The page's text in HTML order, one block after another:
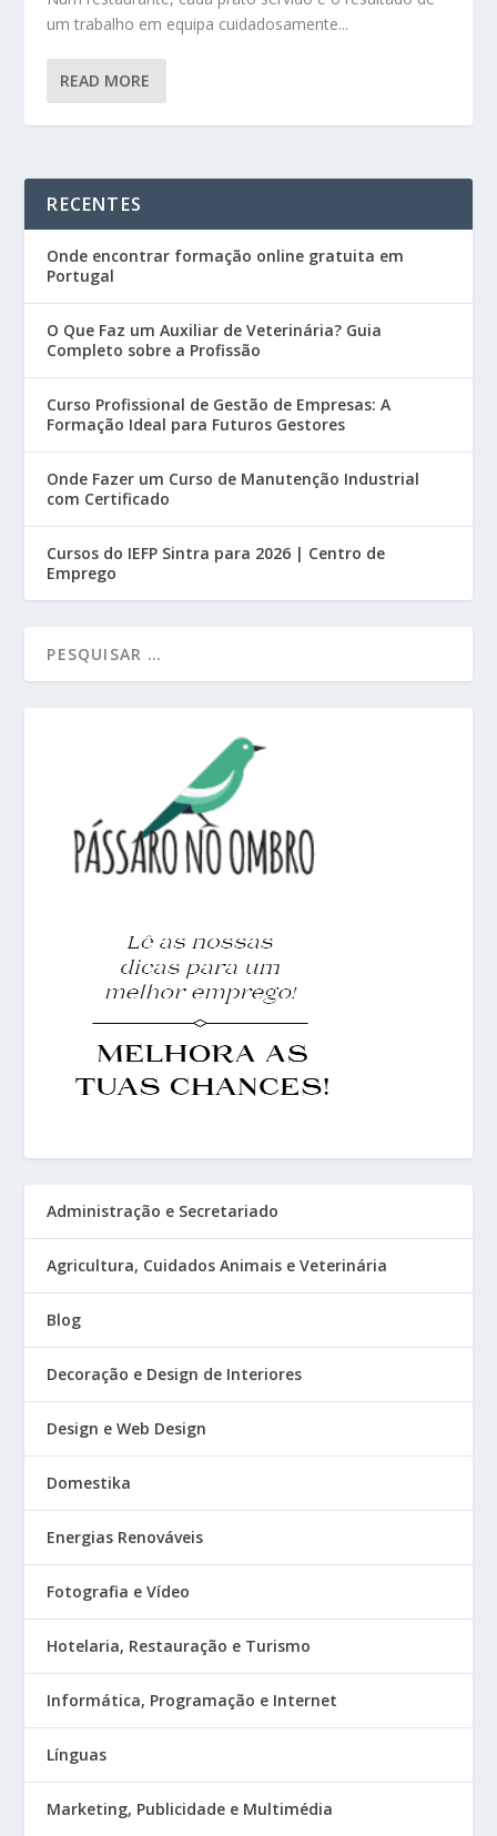
um trabalho em equipa cuidadosamente...
READ MORE
RECENTES
Onde encontrar formação online gratuita em
Portugal
O Que Faz um Auxiliar de Veterinária? Guia
Completo sobre a Profissão
Curso Profissional de Gestão de Empresas: A
Formação Ideal para Futuros Gestores
Onde Fazer um Curso de Manutenção Industrial
com Certificado
Cursos do IEFP Sintra para 2026 | Centro de
Emprego
Administração e Secretariado
Agricultura, Cuidados Animais e Veterinária
Blog
Decoração e Design de Interiores
Design e Web Design
Domestika
Energias Renováveis
Fotografia e Vídeo
Hotelaria, Restauração e Turismo
Informática, Programação e Internet
Línguas
Marketing, Publicidade e Multimédia